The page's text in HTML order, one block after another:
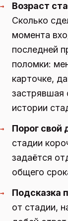
→
Возраст
Сколько
момента
последней
поломки:
карточке,
застрявшая
истории
→ Порог свой
стадии
задаётся
общего
→ Подсказка
от стадии,